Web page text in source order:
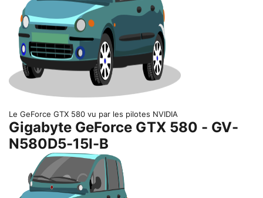
Le GeForce GTX 580 vu par les pilotes NVIDIA
Gigabyte GeForce GTX 580 - GV-
N580D5-15I-B